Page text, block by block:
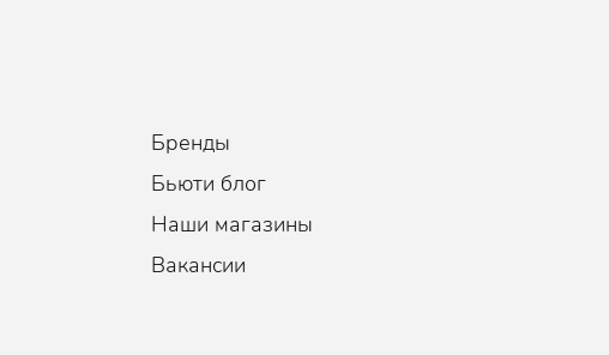
Объем
Бренды
Бьюти блог
Наши магазины
Вакансии